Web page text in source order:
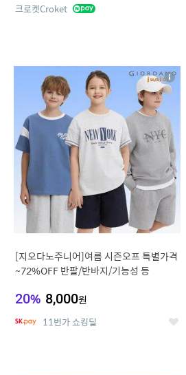
크로켓Croket
10
[지오다노주니어]여름 시즌오프 특별가격
~72%OFF 반팔/반바지/기능성 등
20% 8,000원
11번가 쇼킹딜 좋
상
세